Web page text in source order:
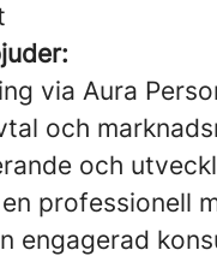
via Aura
och
och
professionell
engagerad